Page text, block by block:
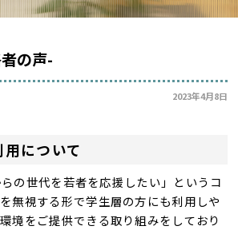
の声-
2023年4月8日
について
の世代を若者を応援したい」というコ
無視する形で学生層の方にも利用しや
境をご提供できる取り組みをしており